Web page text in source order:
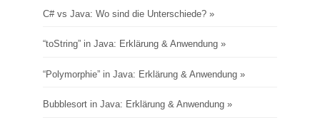
C# vs Java: Wo sind die Unterschiede?
“toString” in Java: Erklärung & Anwendung
“Polymorphie” in Java: Erklärung & Anwendung
Bubblesort in Java: Erklärung & Anwendung